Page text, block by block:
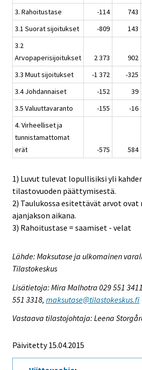
3. Rahoitustase
-114 743
3.1 Suorat sijoitukset
-809 143
3.2
Arvopaperisijoitukset
2 373 902
3.3 Muut sijoitukset
-1 372 -325
3.4 Johdannaiset
-152 39
3.5 Valuuttavaranto
-155 -16
4. Virheelliset ja
tunnistamattomat
erät
-575 584
1) Luvut tulevat lopullisiksi yli
tilastovuoden päättymisestä.
2) Taulukossa esitettävät arvot
ajanjakson aikana.
3) Rahoitustase = saamiset - velat
Lähde: Maksutase ja ulkomainen
Tilastokeskus
Lisätietoja: Mira Malhotra 029 551
551 3318, maksutase@tilastokeskus.fi
Vastaava tilastojohtaja: Leena
Päivitetty 15.04.2015